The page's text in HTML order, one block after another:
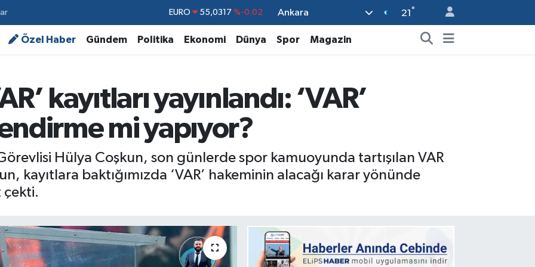
STERLİN 64,2463 %0.07
GRAM ALTIN 6510.40 %0.45
DOLAR 47,7143 %0.16
%-0.02
Ankara 21 °
Özel Haber Gündem Politika Ekonomi Dünya Spor Magazin
kayıtları yayınlandı: ‘VAR’
mi yapıyor?
Hülya Coşkun, son günlerde spor kamuoyunda tartışılan VAR
kayıtlara baktığımızda ‘VAR’ hakeminin alacağı karar yönünde
çekti.